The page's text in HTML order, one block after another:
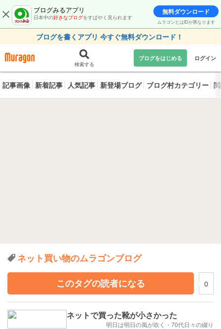
ブログみるアプリ
日本中の好きなブログをすばやく見られます
無料ダウンロード
ムラゴンとはIDが異なります
ブログを書くアプリ 今すぐ無料ダウンロード！
検索する
ブログをはじめる ログイン
記事画像 新着記事 人気記事 新登場ブログ ブログ村カテゴリー
ネット買い物のムラゴンブログ
このタグの読者になる
0
ネットで買った靴が小さかった
明日は明日の風が吹く・70代日々の綴り